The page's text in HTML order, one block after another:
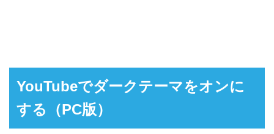
YouTubeでダークテーマをオンに
する（PC版）